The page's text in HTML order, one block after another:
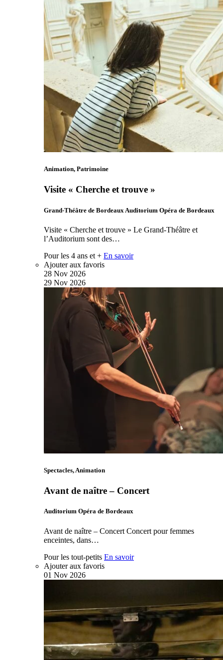
Animation, Patrimoine
Visite « Cherche et trouve »
Grand-Théâtre de Bordeaux Auditorium Opéra de Bordeaux
Visite « Cherche et trouve » Le Grand-Théâtre et
l’Auditorium sont des…
Pour les 4 ans et + En savoir
Ajouter aux favoris
28 Nov 2026
29 Nov 2026
Spectacles, Animation
Avant de naître – Concert
Auditorium Opéra de Bordeaux
Avant de naître – Concert Concert pour femmes
enceintes, dans…
Pour les tout-petits En savoir
Ajouter aux favoris
01 Nov 2026